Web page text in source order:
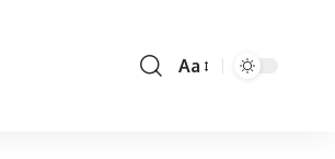
Font
Aa